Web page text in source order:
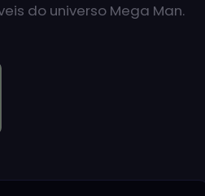
do universo Mega Man.